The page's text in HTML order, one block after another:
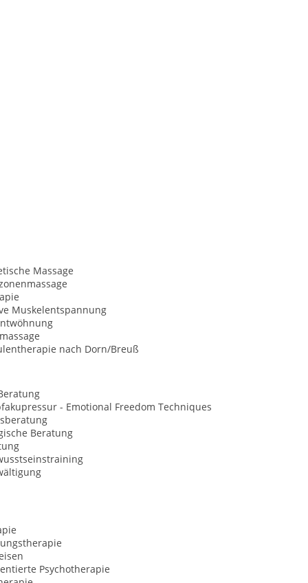
Massage
Muskelentspannung
nach Dorn/Breuß
- Emotional Freedom Techniques
Beratung
Psychotherapie